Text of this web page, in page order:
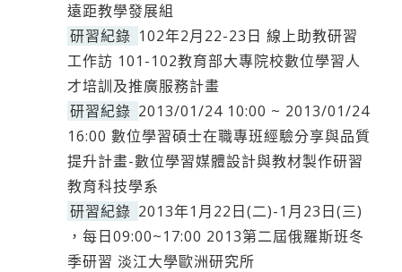
遠距教學發展組
研習紀錄 102年2月22-23日 線上助教研習
工作訪 101-102教育部大專院校數位學習人
才培訓及推廣服務計畫
研習紀錄 2013/01/24 10:00 ~ 2013/01/24
16:00 數位學習碩士在職專班經驗分享與品質
提升計畫-數位學習媒體設計與教材製作研習
教育科技學系
研習紀錄 2013年1月22日(二)-1月23日(三)
，每日09:00~17:00 2013第二屆俄羅斯班冬
季研習 淡江大學歐洲研究所